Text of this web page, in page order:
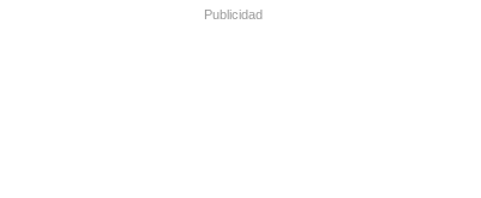
Publicidad